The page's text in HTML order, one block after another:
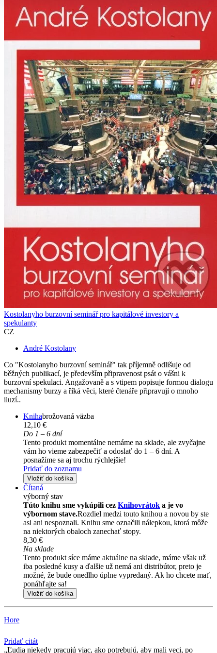
Kostolanyho burzovní seminář pro kapitálové investory a
spekulanty
CZ
André Kostolany
Co "Kostolanyho burzovní seminář" tak příjemně odlišuje od
běžných publikací, je především připravenost psát o vášni k
burzovní spekulaci. Angažovaně a s vtipem popisuje formou dialogu
mechanismy burzy a říká věci, které čtenáře připravují o mnoho
iluzí..
Knihabrožovaná väzba
12,10 €
Do 1 – 6 dní
Tento produkt momentálne nemáme na sklade, ale zvyčajne
vám ho vieme zabezpečiť a odoslať do 1 – 6 dní. A
posnažíme sa aj trochu rýchlejšie!
Pridať do zoznamu
Vložiť do košíka
Čítaná
výborný stav
Túto knihu sme vykúpili cez Knihovrátok a je vo
výbornom stave.Rozdiel medzi touto knihou a novou by ste
asi ani nespoznali. Knihu sme označili nálepkou, ktorá môže
na niektorých obaloch zanechať stopy.
8,30 €
Na sklade
Tento produkt síce máme aktuálne na sklade, máme však už
iba posledné kusy a ďalšie už nemá ani distribútor, preto je
možné, že bude onedlho úplne vypredaný. Ak ho chcete mať,
ponáhľajte sa!
Vložiť do košíka
Hore
Pridať citát
Ľudia niekedy pracujú viac, ako potrebujú, aby mali veci, po